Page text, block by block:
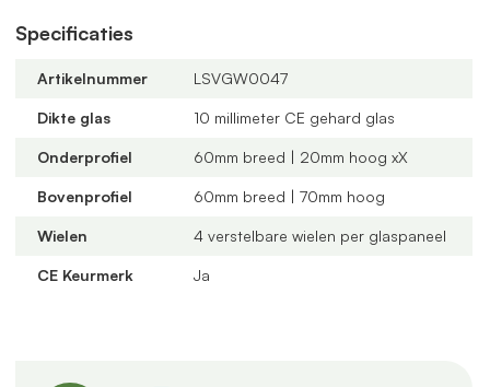
wilt openen en sluiten.
Waarom kiezen voor een glazen schuifwand van
voorgemonteerde aluminium profielen
Uniek onderprofielmet een vervangbaar loopspoor,
geïntegreerde waterafvoer en verkrijgbaar in antraciet
Verstelbare kunststof wielen
Specificaties
Artikelnummer LSVGW0047
Dikte glas 10 millimeter CE gehard glas
Onderprofiel 60mm breed | 20mm hoog xX
Bovenprofiel 60mm breed | 70mm hoog
Wielen 4 verstelbare wielen per glaspaneel
CE Keurmerk Ja